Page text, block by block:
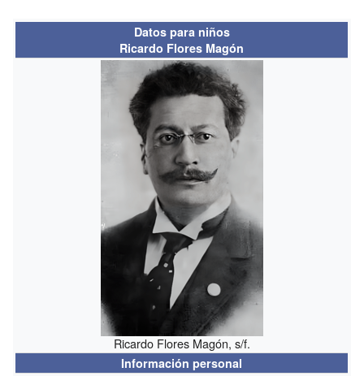
Datos para niños
Ricardo Flores Magón
Ricardo Flores Magón, s/f.
Información personal